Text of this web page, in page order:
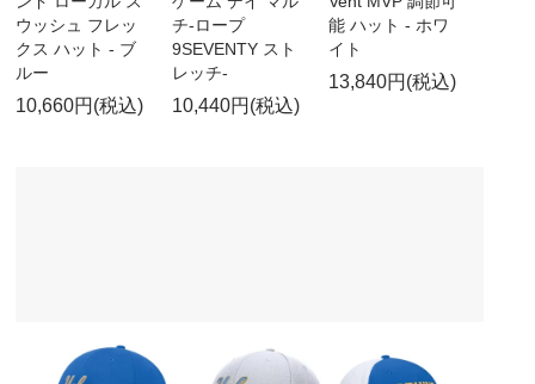
ウッシュ フレッ
クス ハット - ブ
ルー
10,660円(税込)
チ-ロープ
9SEVENTY スト
レッチ-
10,440円(税込)
能 ハット - ホワ
イト
13,840円(税込)